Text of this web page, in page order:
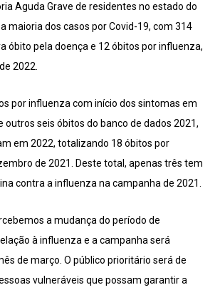
Aguda Grave de residentes no estado do
maioria dos casos por Covid-19, com 314
óbito pela doença e 12 óbitos por influenza,
2022.
por influenza com início dos sintomas em
outros seis óbitos do banco de dados 2021,
em 2022, totalizando 18 óbitos por
de 2021. Deste total, apenas três tem
contra a influenza na campanha de 2021.
a mudança do período de
à influenza e a campanha será
de março. O público prioritário será de
vulneráveis que possam garantir a